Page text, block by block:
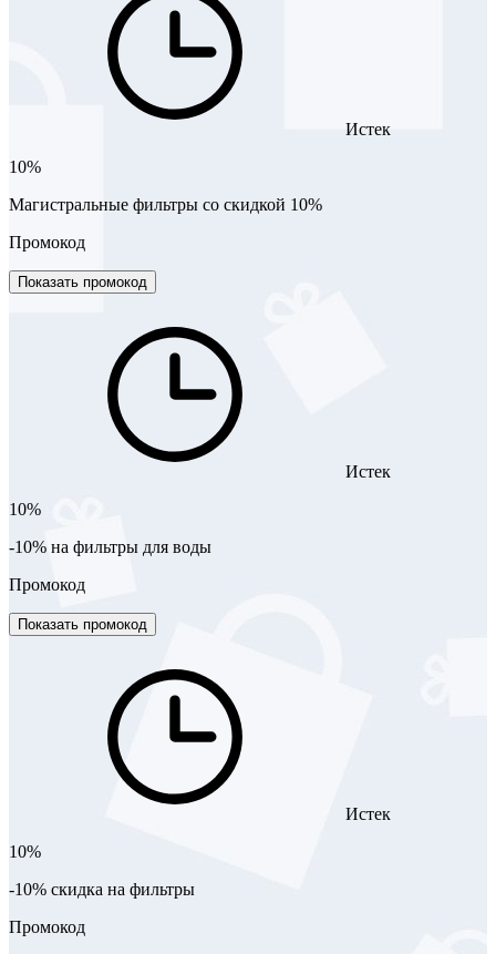
Истек
10%
Магистральные фильтры со скидкой 10%
Промокод
Показать промокод
Истек
10%
-10% на фильтры для воды
Промокод
Показать промокод
Истек
10%
-10% скидка на фильтры
Промокод